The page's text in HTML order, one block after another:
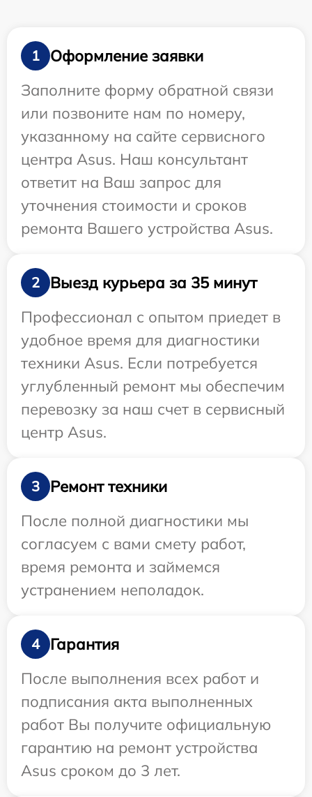
1
Оформление заявки
Заполните форму обратной связи
или позвоните нам по номеру,
указанному на сайте сервисного
центра Asus. Наш консультант
ответит на Ваш запрос для
уточнения стоимости и сроков
ремонта Вашего устройства Asus.
2
Выезд курьера за 35 минут
Профессионал с опытом приедет в
удобное время для диагностики
техники Asus. Если потребуется
углубленный ремонт мы обеспечим
перевозку за наш счет в сервисный
центр Asus.
3
Ремонт техники
После полной диагностики мы
согласуем с вами смету работ,
время ремонта и займемся
устранением неполадок.
4
Гарантия
После выполнения всех работ и
подписания акта выполненных
работ Вы получите официальную
гарантию на ремонт устройства
Asus сроком до 3 лет.